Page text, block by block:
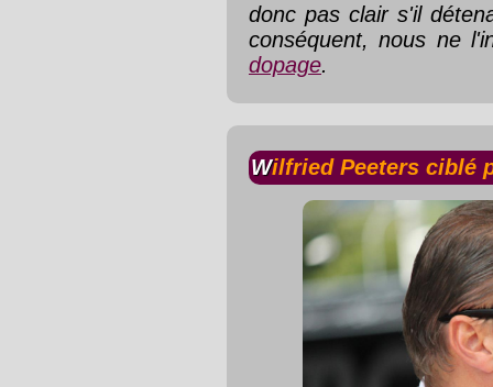
donc pas clair s'il
conséquent, nous ne
dopage.
Wilfried Peeters ciblé